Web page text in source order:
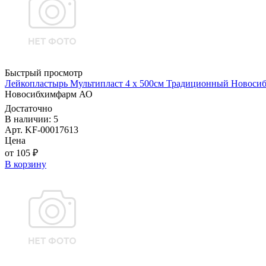
Быстрый просмотр
Лейкопластырь Мультипласт 4 х 500см Традиционный
Новосибхимфарм АО
Достаточно
В наличии: 5
Арт. KF-00017613
Цена
от 105 ₽
В корзину